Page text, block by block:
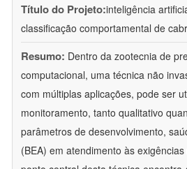
Título do Projeto:inteligência
classificação comportamental de
Resumo: Dentro da zootecnia de
computacional, uma técnica não
com múltiplas aplicações, pode ser
monitoramento, tanto qualitativo
parâmetros de desenvolvimento,
(BEA) em atendimento às